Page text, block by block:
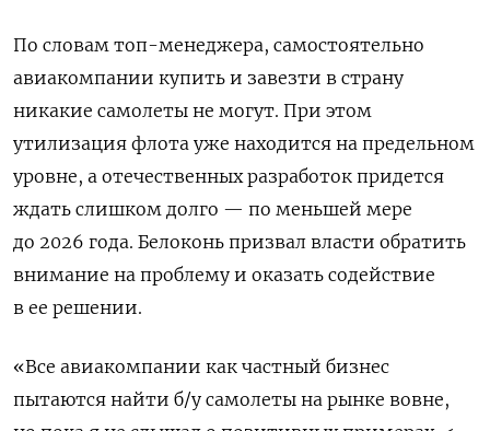
По словам топ-менеджера, самостоятельно
авиакомпании купить и завезти в страну
никакие самолеты не могут. При этом
утилизация флота уже находится на предельном
уровне, а отечественных разработок придется
ждать слишком долго — по меньшей мере
до 2026 года. Белоконь призвал власти обратить
внимание на проблему и оказать содействие
в ее решении.
«Все авиакомпании как частный бизнес
пытаются найти б/у самолеты на рынке вовне,